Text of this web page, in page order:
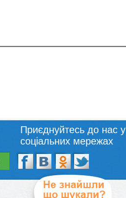
Приєднуйтесь до нас у
соціальних мережах